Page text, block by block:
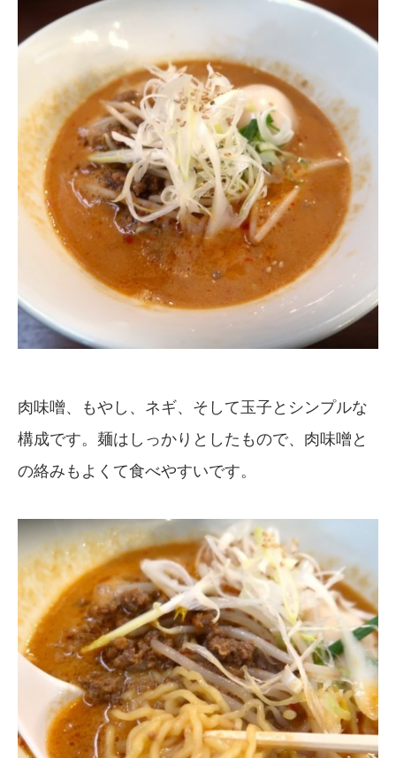
肉味噌、もやし、ネギ、そして玉子とシンプルな
構成です。麺はしっかりとしたもので、肉味噌と
の絡みもよくて食べやすいです。